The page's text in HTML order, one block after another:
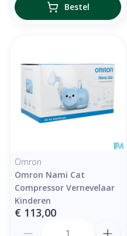
Bestel
Omron
Omron Nami Cat
Compressor Vernevelaar
Kinderen
€ 113,00